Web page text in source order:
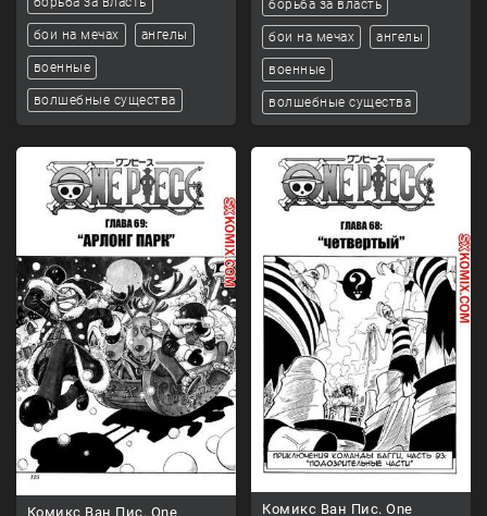
бои на мечах ангелы
военные
волшебные существа
борьба за власть
бои на мечах ангелы
военные
волшебные существа
Комикс Ван Пис. One
Комикс Ван Пис. One